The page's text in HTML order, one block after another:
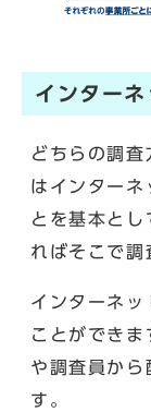
インター
どちらの調査
はインターネ
とを基本と
ればそこで調
インターネッ
ことができ
や調査員から
す。